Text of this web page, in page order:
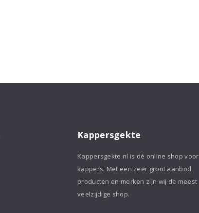
Kappersgekte
Kappersgekte.nl is dé online shop voor
kappers. Met een zeer groot aanbod
producten en merken zijn wij de meest
veelzijdige shop.